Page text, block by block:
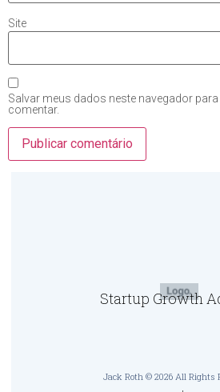
Site
Salvar meus dados neste navegador
comentar.
Startup Growth
Jack Roth © 2026 All Rights